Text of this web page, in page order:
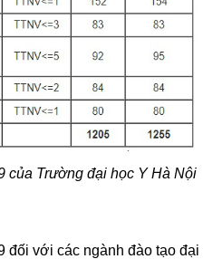
của Trường đại học Y Hà Nội
đối với các ngành đào tạo